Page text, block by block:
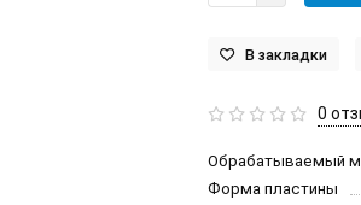
В закладки
0
Обрабатываемый
Форма пластины